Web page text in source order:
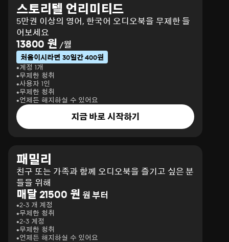
스토리텔 언리미티드
5만권 이상의 영어, 한국어 오디오북을 무제한 들
어보세요
13800 원 /월
처음이시라면 30일간 400원
계정 1개
무제한 청취
사용자 1인
무제한 청취
언제든 해지하실 수 있어요
지금 바로 시작하기
패밀리
친구 또는 가족과 함께 오디오북을 즐기고 싶은 분
들을 위해
매달 21500 원 원 부터
2-3 개 계정
무제한 청취
2-3 계정
무제한 청취
언제든 해지하실 수 있어요